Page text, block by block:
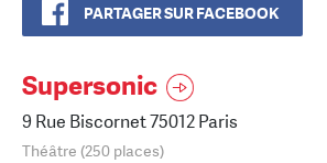
PARTAGER SUR FACEBOOK
Supersonic
9 Rue Biscornet 75012 Paris
Théâtre (250 places)